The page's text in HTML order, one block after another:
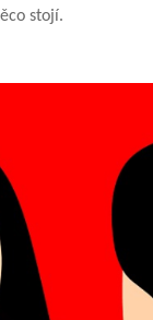
stojí.